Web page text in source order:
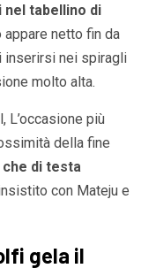
tabellino di
netto fin da
inserirsi nei spiragli
molto alta.
L’occasione più
della fine
che di testa
con Mateju e
gela il